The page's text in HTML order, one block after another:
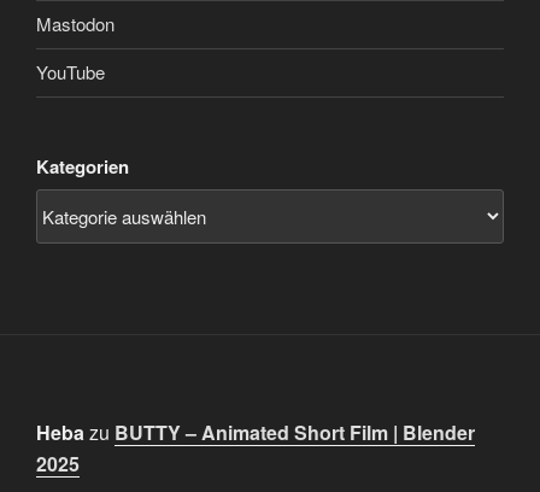
Mastodon
YouTube
Kategorien
Hebazu BUTTY – Animated Short Film | Blender
2025